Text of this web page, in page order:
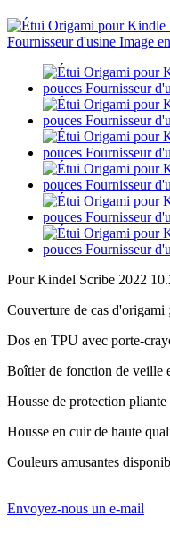
Pour Kindel Scribe 2022
Couverture de cas d'origami ;
Dos en TPU avec porte-
Boîtier de fonction de veille
Housse de protection
Housse en cuir de haute
Couleurs amusantes
Envoyez-nous un e-mail